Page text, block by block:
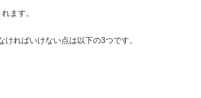
ます。
ればいけない点は以下の3つです。